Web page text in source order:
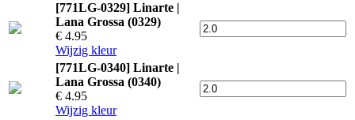
[771LG-0329] Linarte |
Lana Grossa (0329)
€ 4.95
Wijzig kleur
[771LG-0340] Linarte |
Lana Grossa (0340)
€ 4.95
Wijzig kleur